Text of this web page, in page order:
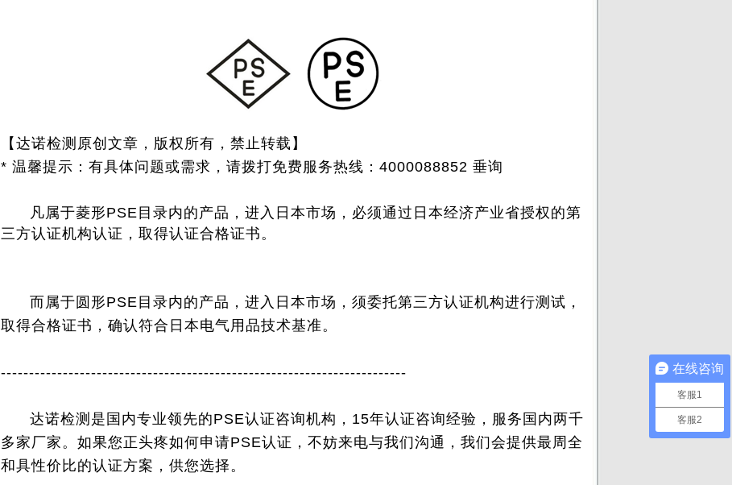
【达诺检测原创文章，版权所有，禁止转载】
* 温馨提示：有具体问题或需求，请拨打免费服务热线：4000088852 垂询
凡属于菱形PSE目录内的产品，进入日本市场，必须通过日本经济产业省授权 的第
三方认证机构认证，取得认证合格证书。
而属于圆形PSE目录内的产品，进入 日本市场，须委托第三方认证机构进行测试，
取得合格证书，确认符合日本电气用 品技术基准。
------------------------------------------------------------------------
达诺检测是国内专业领先的PSE认证咨询机构，15年认证咨询经验，服务国内两千
多家厂家。如果您正头疼如何申请PSE认证，不妨来电与我们沟通，我们会提供最周全
和具性价比的认证方案，供您选择。
在线咨询
客服1
客服2